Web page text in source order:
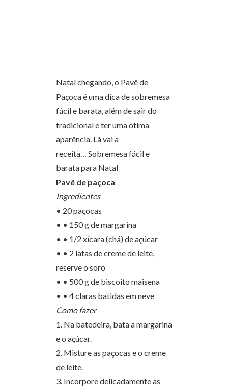
Natal chegando, o Pavê de
Paçoca é uma dica de sobremesa
fácil e barata, além de sair do
tradicional e ter uma ótima
aparência. Lá vai a
receita… Sobremesa fácil e
barata para Natal
Pavê de paçoca
Ingredientes
• 20 paçocas
• • 150 g de margarina
• • 1/2 xícara (chá) de açúcar
• • 2 latas de creme de leite,
reserve o soro
• • 500 g de biscoito maisena
• • 4 claras batidas em neve
Como fazer
1. Na batedeira, bata a margarina
e o açúcar.
2. Misture as paçocas e o creme
de leite.
3. Incorpore delicadamente as